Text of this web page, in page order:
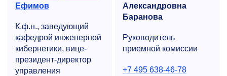
Ефимов
К.ф.н., заведующий
кафедрой инженерной
кибернетики, вице-
президент-директор
управления
Александровна
Баранова
Руководитель
приемной комиссии
+7 495 638-46-78